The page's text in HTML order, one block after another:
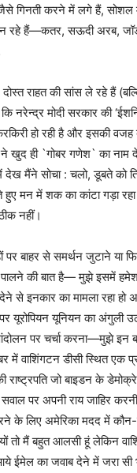
गिनती करने में लगे हैं, सोशल
रहे हैं—कतर, सऊदी अरब,
राहत की सांस ले रहे हैं
नरेन्द्र मोदी सरकार की
हो रही है और इसकी वजह
ने खुद ही `गोबर गणेश` का नाम
मैंने सोचा : चलो, डूबते को
हुए मन में शक का कांटा गड़ा
नहीं।
बाहर से समर्थन जुटाने या
की बात है— मुझे इसमें
से इनकार का मामला रहा हो
पर यूरोपियन यूनियन का अंगुली
पर चर्चा करना—मुझे इन
में वाशिंगटन डीसी स्थित
राष्ट्रपति जो बाइडन के
पर अपनी राय जाहिर
के लिए अमेरिका मदद में
तो मैं बहुत आलसी हूं लेकिन
ईमेल का जवाब देने में जरा सी